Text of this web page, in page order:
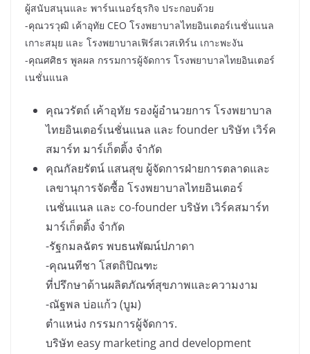
ผู้สนับสนุนและ พาร์นเนอร์ธุรกิจ ประกอบด้วย
-คุณวรวุฒิ เค้าอุทัย CEO โรงพยาบาลไทยอินเตอร์เนชั่นแนล
เกาะสมุย และ โรงพยาบาลเฟิร์สเวสเทิร์น เกาะพะงัน
-คุณศศิธร พูลผล กรรมการผู้จัดการ โรงพยาบาลไทยอินเตอร์
เนชั่นแนล
คุณวรัตถ์ เค้าอุทัย รองผู้อำนวยการ โรงพยาบาล
ไทยอินเตอร์เนชั่นแนล และ founder บริษัท เวิร์ค
สมาร์ท มาร์เก็ตติ้ง จำกัด
คุณกัลยรัตน์ แสนสุข ผู้จัดการฝ่ายการตลาดและ
เลขานุการจัดซื้อ โรงพยาบาลไทยอินเตอร์
เนชั่นแนล และ co-founder บริษัท เวิร์คสมาร์ท
มาร์เก็ตติ้ง จำกัด
-รัฐกมลฉัตร พบธนพัฒน์ปภาดา
-คุณนทีชา โสตถิปิณฑะ
ที่ปรึกษาด้านผลิตภัณฑ์สุขภาพและความงาม
-ณัฐพล บ่อแก้ว (บูม)
ตำแหน่ง กรรมการผู้จัดการ.
บริษัท easy marketing and development